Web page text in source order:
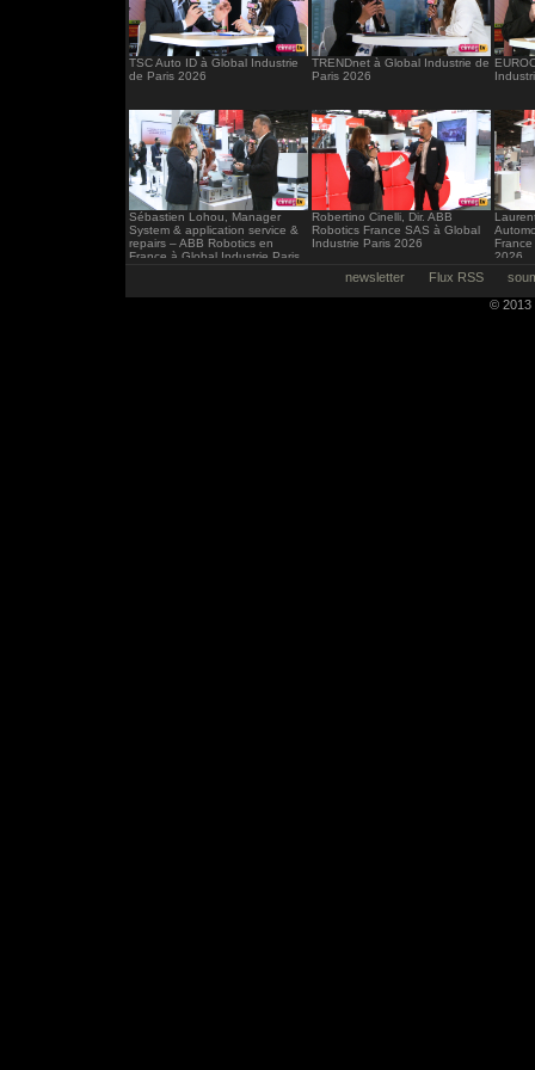
TSC Auto ID à Global Industrie
de Paris 2026
TRENDnet à Global Industrie de
Paris 2026
Sébastien Lohou, Manager
System & application service &
repairs – ABB Robotics en
France à Global Industrie Paris
Robertino Cinelli, Dir. ABB
Robotics France SAS à Global
Industrie Paris 2026
2026
newsletter Flux RSS
© 2013